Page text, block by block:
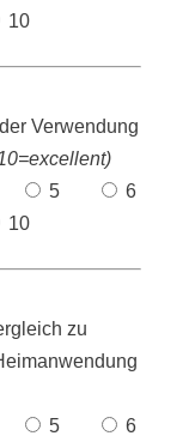
10
Verwendung
5
6
10
zu
5
6